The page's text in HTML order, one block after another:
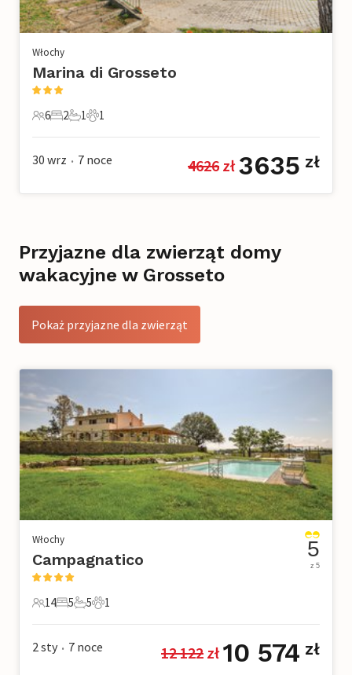
Włochy
Marina di Grosseto
6 Goście
6
2 Sypialnie
2
1 Łazienka
1
1 Zwierzę domowe
1
30 wrz • 7 noce 4626 zł 3635 zł
Przyjazne dla zwierząt domy
wakacyjne w Grosseto
Pokaż przyjazne dla zwierząt
Włochy
Campagnatico
14 Goście
14
5 Sypialnie
5
5 Łazienki
5
1 Zwierzę domowe
1
5
z 5
2 sty • 7 noce 12 122 zł 10 574 zł